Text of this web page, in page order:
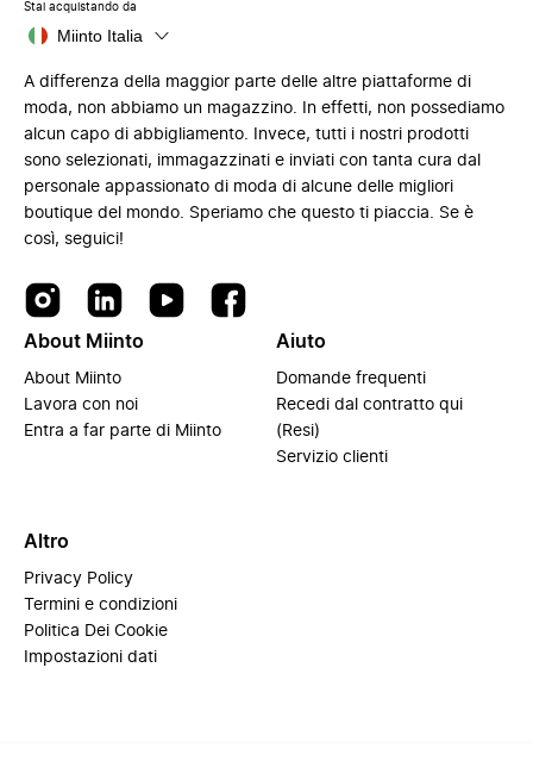
Stai acquistando da
Miinto Italia
A differenza della maggior parte delle altre piattaforme di
moda, non abbiamo un magazzino. In effetti, non possediamo
alcun capo di abbigliamento. Invece, tutti i nostri prodotti
sono selezionati, immagazzinati e inviati con tanta cura dal
personale appassionato di moda di alcune delle migliori
boutique del mondo. Speriamo che questo ti piaccia. Se è
così, seguici!
About Miinto
About Miinto
Lavora con noi
Entra a far parte di Miinto
Aiuto
Domande frequenti
Recedi dal contratto qui
(Resi)
Servizio clienti
Altro
Privacy Policy
Termini e condizioni
Politica Dei Cookie
Impostazioni dati